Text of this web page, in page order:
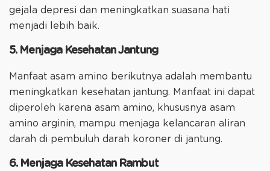
gejala depresi dan meningkatkan suasana hati
menjadi lebih baik.
5. Menjaga Kesehatan Jantung
Manfaat asam amino berikutnya adalah membantu
meningkatkan kesehatan jantung. Manfaat ini dapat
diperoleh karena asam amino, khususnya asam
amino arginin, mampu menjaga kelancaran aliran
darah di pembuluh darah koroner di jantung.
6. Menjaga Kesehatan Rambut